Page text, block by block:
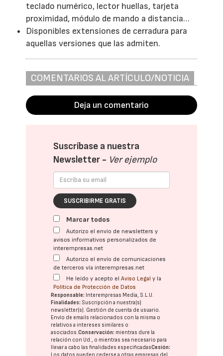
teclado numérico, lector huellas, tarjeta
proximidad, módulo de mando a distancia…
Disponibles extensiones de cerradura para
aquellas versiones que las admiten.
COMENTARIOS AL ARTÍCULO/NOTICIA
Deja un comentario
Suscríbase a nuestra
Newsletter - Ver ejemplo
SUSCRIBIRME GRATIS
Marcar todos
Autorizo el envío de newsletters y
avisos informativos personalizados de
interempresas.net
Autorizo el envío de comunicaciones
de terceros vía interempresas.net
He leído y acepto elAviso Legal y la
Política de Protección de Datos
Responsable: Interempresas Media, S.L.U.
Finalidades: Suscripción a nuestra(s)
newsletter(s). Gestión de cuenta de usuario.
Envío de emails relacionados con la misma o
relativos a intereses similares o
asociados.Conservación: mientras dure la
relación con Ud., o mientras sea necesario para
llevar a cabo las finalidades especificadasCesión:
Los datos pueden cederse a otras empresas del